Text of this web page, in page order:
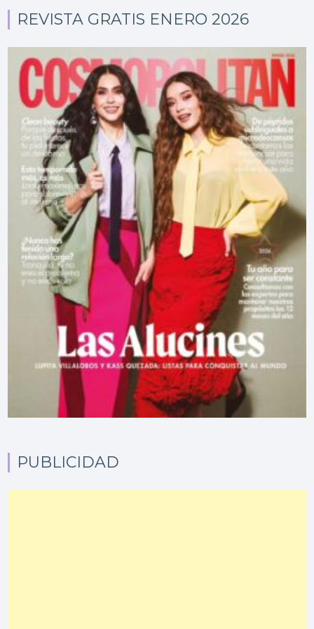
REVISTA GRATIS ENERO 2026
PUBLICIDAD